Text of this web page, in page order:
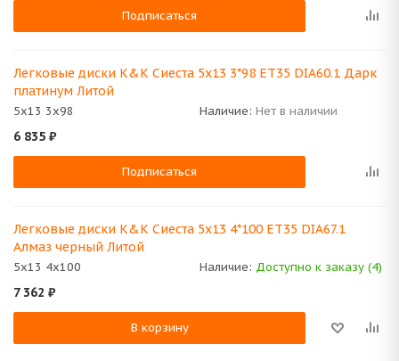
Подписаться
Легковые диски K&K Сиеста 5x13 3*98 ET35 DIA60.1 Дарк
платинум Литой
5x13 3x98 Наличие: Нет в наличии
6 835 ₽
Подписаться
Легковые диски K&K Сиеста 5x13 4*100 ET35 DIA67.1
Алмаз черный Литой
5x13 4x100 Наличие: Доступно к заказу (4)
7 362 ₽
В корзину